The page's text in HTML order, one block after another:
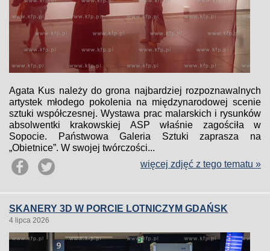
Agata Kus należy do grona najbardziej rozpoznawalnych
artystek młodego pokolenia na międzynarodowej scenie
sztuki współczesnej. Wystawa prac malarskich i rysunków
absolwentki krakowskiej ASP właśnie zagościła w
Sopocie. Państwowa Galeria Sztuki zaprasza na
„Obietnice”. W swojej twórczości...
więcej zdjęć z tego tematu »
SKANERY 3D W PORCIE LOTNICZYM GDAŃSK
4 lipca 2026